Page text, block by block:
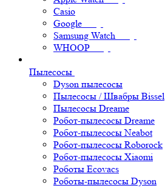
Casio
Google
Samsung Watch
WHOOP
Пылесосы
Dyson пылесосы
Пылесосы / Швабры Bissel
Пылесосы Dreame
Робот-пылесосы Dreame
Робот-пылесосы Neabot
Робот-пылесосы Roborock
Робот-пылесосы Xiaomi
Роботы Ecovacs
Роботы-пылесосы Dyson